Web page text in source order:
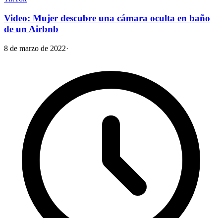
Video: Mujer descubre una cámara oculta en baño
de un Airbnb
8 de marzo de 2022·